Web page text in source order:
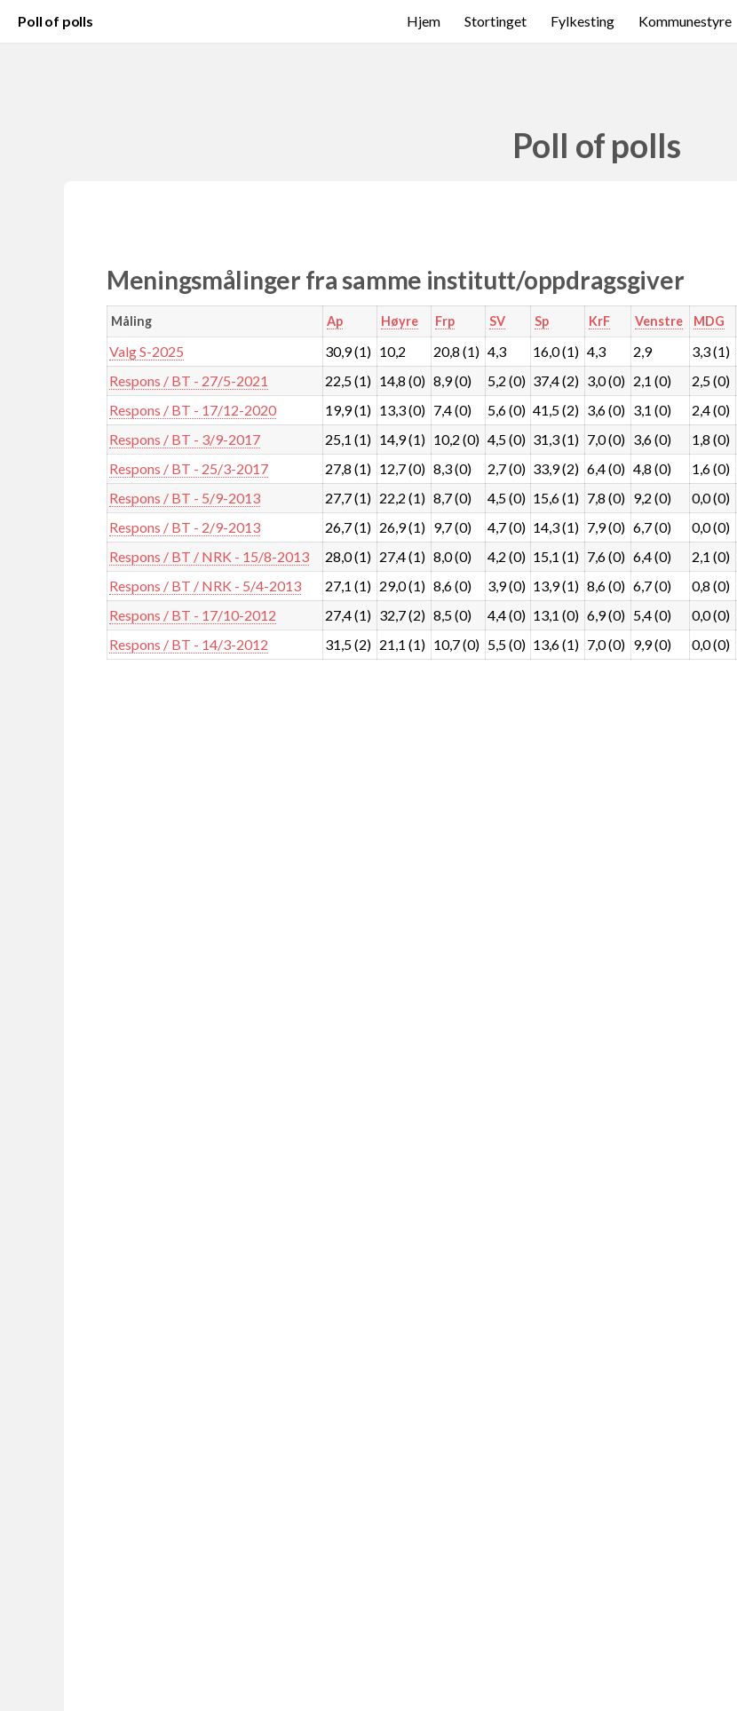
Poll of polls Hjem Stortinget Fylkesting Kommunestyre
Poll of polls
Meningsmålinger fra samme institutt/oppdragsgiver
Måling Ap Høyre Frp SV Sp KrF Venstre MDG
Valg S-2025 30,9 (1) 10,2 20,8 (1) 4,3 16,0 (1) 4,3 2,9 3,3 (1)
Respons / BT - 27/5-2021
22,5 (1) 14,8 (0) 8,9 (0) 5,2 (0) 37,4 (2) 3,0 (0) 2,1 (0) 2,5 (0)
Respons / BT - 17/12-2020
19,9 (1) 13,3 (0) 7,4 (0) 5,6 (0) 41,5 (2) 3,6 (0) 3,1 (0) 2,4 (0)
Respons / BT - 3/9-2017
25,1 (1) 14,9 (1) 10,2 (0) 4,5 (0) 31,3 (1) 7,0 (0) 3,6 (0) 1,8 (0)
Respons / BT - 25/3-2017
27,8 (1) 12,7 (0) 8,3 (0) 2,7 (0) 33,9 (2) 6,4 (0) 4,8 (0) 1,6 (0)
Respons / BT - 5/9-2013
27,7 (1) 22,2 (1) 8,7 (0) 4,5 (0) 15,6 (1) 7,8 (0) 9,2 (0) 0,0 (0)
Respons / BT - 2/9-2013
26,7 (1) 26,9 (1) 9,7 (0) 4,7 (0) 14,3 (1) 7,9 (0) 6,7 (0) 0,0 (0)
Respons / BT / NRK - 15/8-2013
28,0 (1) 27,4 (1) 8,0 (0) 4,2 (0) 15,1 (1) 7,6 (0) 6,4 (0) 2,1 (0)
Respons / BT / NRK - 5/4-2013
27,1 (1) 29,0 (1) 8,6 (0) 3,9 (0) 13,9 (1) 8,6 (0) 6,7 (0) 0,8 (0)
Respons / BT - 17/10-2012
27,4 (1) 32,7 (2) 8,5 (0) 4,4 (0) 13,1 (0) 6,9 (0) 5,4 (0) 0,0 (0)
Respons / BT - 14/3-2012
31,5 (2) 21,1 (1) 10,7 (0) 5,5 (0) 13,6 (1) 7,0 (0) 9,9 (0) 0,0 (0)